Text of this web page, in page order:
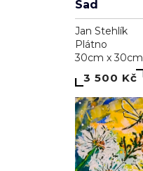
Sad
Jan Stehlík
Plátno
30cm x 30cm
3 500 Kč